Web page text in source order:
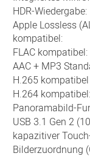
HDR-Wiedergabe:
Apple Lossless
kompatibel:
FLAC kompatibel:
AAC + MP3
H.265 kompatibel
H.264 kompatibel:
Panoramabild-
USB 3.1 Gen 2
kapazitiver
Bilderzuordnung